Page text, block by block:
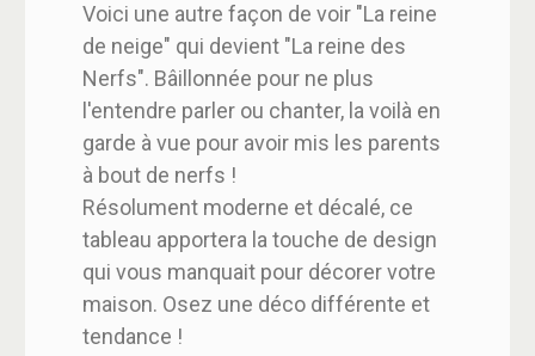
Voici une autre façon de voir "La reine
de neige" qui devient "La reine des
Nerfs". Bâillonnée pour ne plus
l'entendre parler ou chanter, la voilà en
garde à vue pour avoir mis les parents
à bout de nerfs !
Résolument moderne et décalé, ce
tableau apportera la touche de design
qui vous manquait pour décorer votre
maison. Osez une déco différente et
tendance !